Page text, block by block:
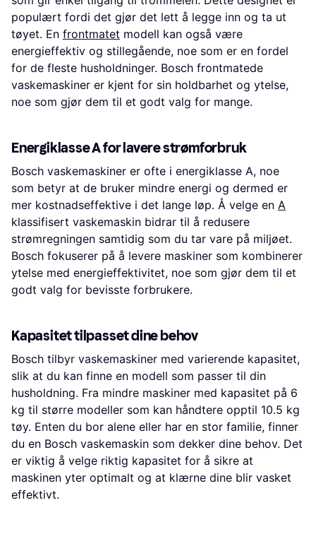
populært fordi det gjør det lett å legge inn og ta ut
tøyet. En frontmatet modell kan også være
energieffektiv og stillegående, noe som er en fordel
for de fleste husholdninger. Bosch frontmatede
vaskemaskiner er kjent for sin holdbarhet og ytelse,
noe som gjør dem til et godt valg for mange.
Energiklasse A for lavere strømforbruk
Bosch vaskemaskiner er ofte i energiklasse A, noe
som betyr at de bruker mindre energi og dermed er
mer kostnadseffektive i det lange løp. Å velge en A
klassifisert vaskemaskin bidrar til å redusere
strømregningen samtidig som du tar vare på miljøet.
Bosch fokuserer på å levere maskiner som kombinerer
ytelse med energieffektivitet, noe som gjør dem til et
godt valg for bevisste forbrukere.
Kapasitet tilpasset dine behov
Bosch tilbyr vaskemaskiner med varierende kapasitet,
slik at du kan finne en modell som passer til din
husholdning. Fra mindre maskiner med kapasitet på 6
kg til større modeller som kan håndtere opptil 10.5 kg
tøy. Enten du bor alene eller har en stor familie, finner
du en Bosch vaskemaskin som dekker dine behov. Det
er viktig å velge riktig kapasitet for å sikre at
maskinen yter optimalt og at klærne dine blir vasket
effektivt.